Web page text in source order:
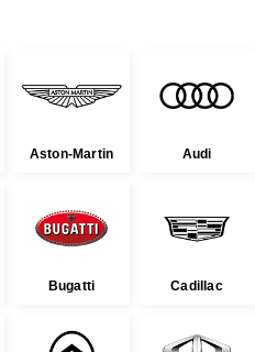
Aston-Martin Audi
Bugatti Cadillac